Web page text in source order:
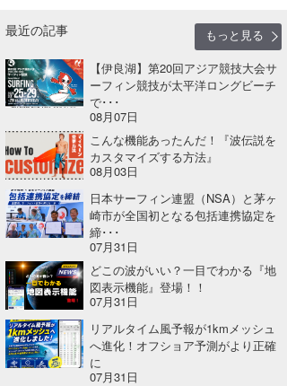
最近の記事
もっと見る
【伊良湖】第20回アジア競技大会サ
ーフィン競技が太平洋ロングビーチ
で･･･
08月07日
こんな機能あったんだ！『波伝説を
カスタマイズする方法』
08月03日
日本サーフィン連盟（NSA）と茅ヶ
崎市が全国初となる包括連携協定を
締･･･
07月31日
どこの波がいい？一目でわかる『地
図表示機能』登場！！
07月31日
リアルタイム風予報が1kmメッシュ
へ進化！オフショア予測がより正確
に
07月31日
wanda
予報士 hiro.
banpaku
Mr.K
chappy
Romisea